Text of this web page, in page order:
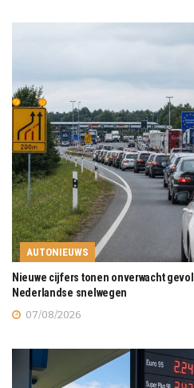
AUTONIEUWS
Nieuwe cijfers tonen onverwacht
Nederlandse snelwegen
07/08/2026